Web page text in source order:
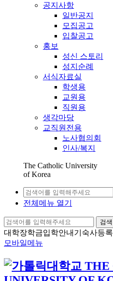
공지사항
일반공지
모집공고
입찰공고
홍보
성신 스토리
성지순례
서식자료실
학생용
교원용
직원용
생각마당
교직원전용
노사협의회
인사/복지
The Catholic University
of Korea
전체메뉴 열기
검색
대학장학금입학안내 기숙사등록
모바일메뉴